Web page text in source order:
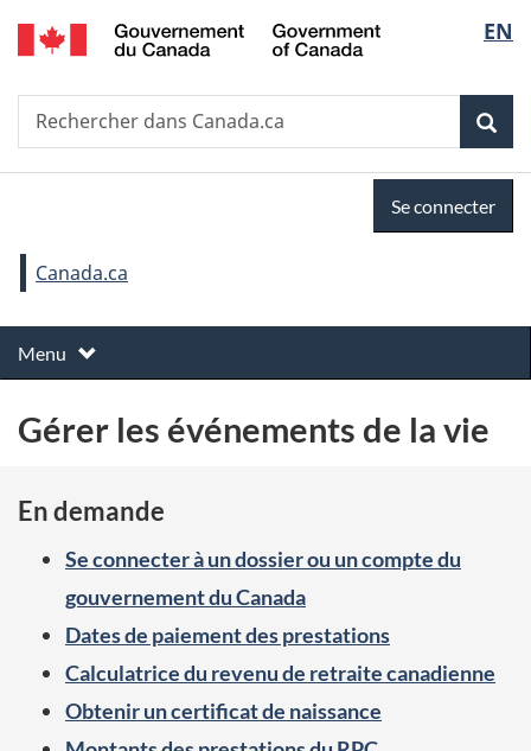
Passer
au
principal
Passer
à
Au
du
gouvernement
Passer
à
version
simplifiée
de
la
EN
Government
Recherche
Rechercher
dans
connecter
Se connecter
Vous
êtes
ici :
Canada.ca
e
u
e
t
Basculer
le
Menu
Gérer les événements de la vie
En demande
Se connecter à un dossier ou un compte du
gouvernement du Canada
Dates de paiement des prestations
Calculatrice du revenu de retraite canadienne
Obtenir un certificat de naissance